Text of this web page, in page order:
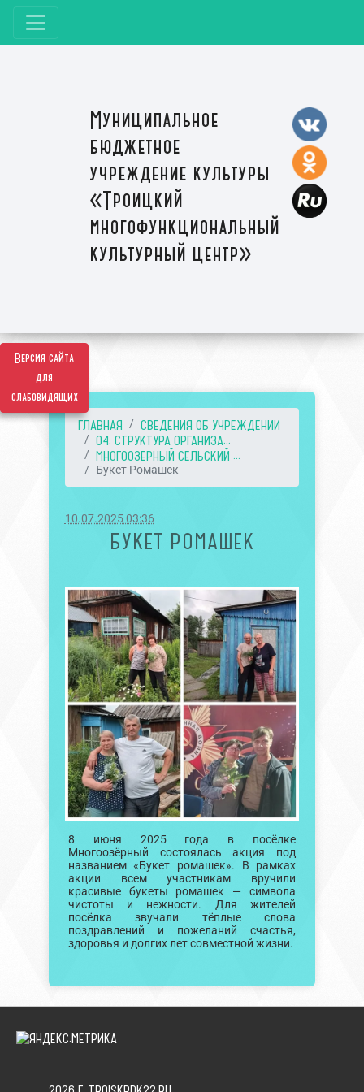
Версия сайта
для
слабовидящих
Муниципальное
бюджетное
учреждение культуры
«Троицкий
многофункциональный
культурный центр»
ГЛАВНАЯ
СВЕДЕНИЯ ОБ УЧРЕЖДЕНИИ
04. СТРУКТУРА ОРГАНИЗА...
МНОГООЗЕРНЫЙ СЕЛЬСКИЙ ...
Букет Ромашек
10.07.2025 03:36
БУКЕТ РОМАШЕК
8 июня 2025 года в посёлке
Многоозёрный состоялась акция под
названием «Букет ромашек». В рамках
акции всем участникам вручили
красивые букеты ромашек — символа
чистоты и нежности. Для жителей
посёлка звучали тёплые слова
поздравлений и пожеланий счастья,
здоровья и долгих лет совместной жизни.